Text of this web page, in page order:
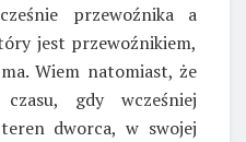
przewoźnika a
jest przewoźnikiem,
Wiem natomiast, że
gdy wcześniej
dworca, w swojej